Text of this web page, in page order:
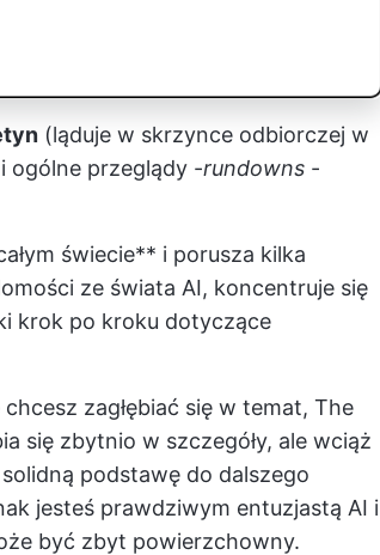
(ląduje w skrzynce odbiorczej w
ogólne przeglądy -rundowns -
świecie** i porusza kilka
ze świata AI, koncentruje się
krok po kroku dotyczące
zagłębiać się w temat, The
się zbytnio w szczegóły, ale wciąż
podstawę do dalszego
jesteś prawdziwym entuzjastą AI i
być zbyt powierzchowny.